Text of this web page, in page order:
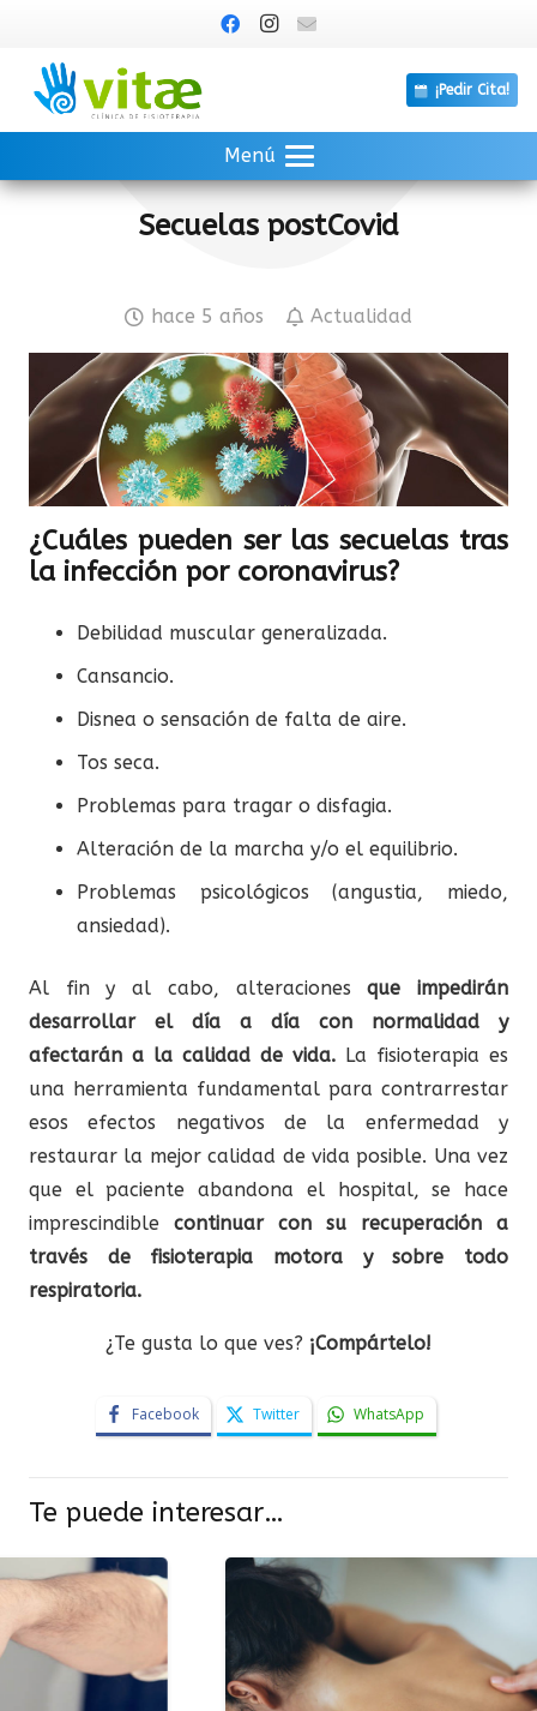
¡Pedir Cita!
Menú
Secuelas postCovid
hace 5 años Actualidad
¿Cuáles pueden ser las secuelas tras
la infección por coronavirus?
Debilidad muscular generalizada.
Cansancio.
Disnea o sensación de falta de aire.
Tos seca.
Problemas para tragar o disfagia.
Alteración de la marcha y/o el equilibrio.
Problemas psicológicos (angustia, miedo,
ansiedad).
Al fin y al cabo, alteracionesque impedirán
desarrollar el día a día con normalidad y
afectarán a la calidad de vida. La fisioterapia es
una herramienta fundamental para contrarrestar
esos efectos negativos de la enfermedad y
restaurar la mejor calidad de vida posible. Una vez
que el paciente abandona el hospital, se hace
imprescindible continuar con su recuperación a
través de fisioterapia motora y sobre todo
respiratoria.
¿Te gusta lo que ves? ¡Compártelo!
Facebook Twitter WhatsApp
Te puede interesar…